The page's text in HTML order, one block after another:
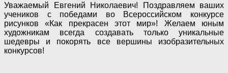
Уважаемый Евгений Николаевич! Поздравляем ваших
учеников с победами во Всероссийском конкурсе
рисунков «Как прекрасен этот мир»! Желаем юным
художникам всегда создавать только уникальные
шедевры и покорять все вершины изобразительных
конкурсов!